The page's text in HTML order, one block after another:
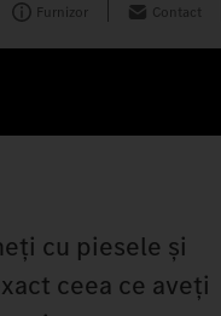
Furnizor Contact
cu piesele și
ceea ce aveți